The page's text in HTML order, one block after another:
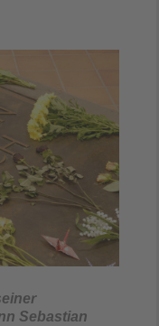
Sebastian